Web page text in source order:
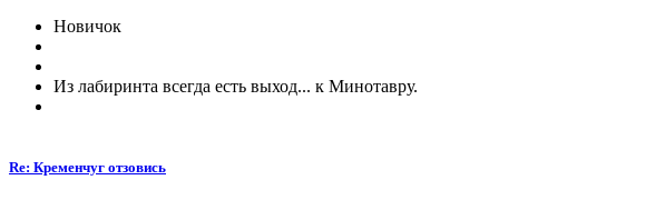
Новичок
Из лабиринта всегда есть выход... к Минотавру.
Re: Кременчуг отзовись